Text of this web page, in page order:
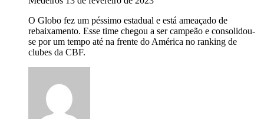
O Globo fez um péssimo estadual e está ameaçado de
rebaixamento. Esse time chegou a ser campeão e consolidou-
se por um tempo até na frente do América no ranking de
clubes da CBF.